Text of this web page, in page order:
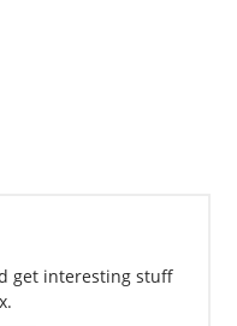
get interesting stuff